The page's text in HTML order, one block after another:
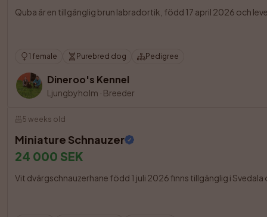
Quba är en tillgänglig brun labradortik, född 17 april 2026 och
1 female Purebred dog Pedigree
Dineroo's Kennel
Ljungbyholm · Breeder
5 weeks old
Miniature Schnauzer
24 000 SEK
Vit dvärgschnauzerhane född 1 juli 2026 finns tillgänglig i Svedala